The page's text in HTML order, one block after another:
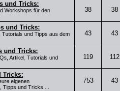
und Tricks:
Workshops für den
38 38
und Tricks:
Tutorials und Tipps aus dem
43 43
und Tricks:
Artikel, Tutorials und
119 112
Tricks:
eigenen
Tipps und Tricks ...
753 43